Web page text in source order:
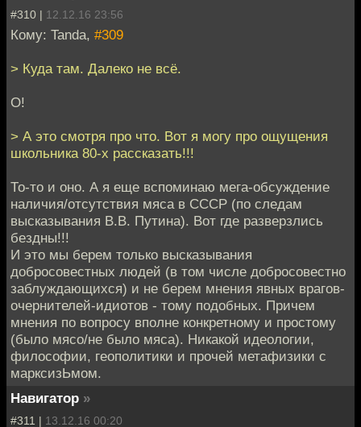
#310 | 12.12.16 23:56
Кому: Tanda, #309
> Куда там. Далеко не всё.
О!
> А это смотря про что. Вот я могу про ощущения
школьника 80-х рассказать!!!
То-то и оно. А я еще вспоминаю мега-обсуждение
наличия/отсутствия мяса в СССР (по следам
высказывания В.В. Путина). Вот где разверзлись
бездны!!!
И это мы берем только высказывания
добросовестных людей (в том числе добросовестно
заблуждающихся) и не берем мнения явных врагов-
очернителей-идиотов - тому подобных. Причем
мнения по вопросу вполне конкретному и простому
(было мясо/не было мяса). Никакой идеологии,
философии, геополитики и прочей метафизики с
марксизЬмом.
Навигатор »
#311 | 13.12.16 00:20